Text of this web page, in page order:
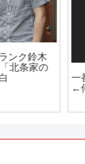
可愛い！？デ
年の女優が32
を笑顔で報